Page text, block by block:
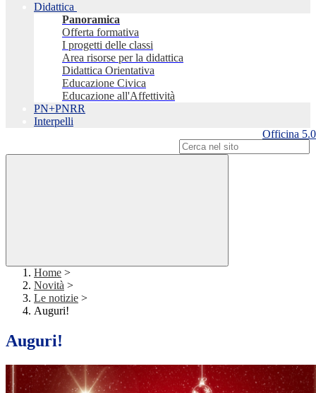
Didattica
Panoramica
Offerta formativa
I progetti delle classi
Area risorse per la didattica
Didattica Orientativa
Educazione Civica
Educazione all'Affettività
PN+PNRR
Interpelli
Officina 5.0
Home >
Novità >
Le notizie >
Auguri!
Auguri!